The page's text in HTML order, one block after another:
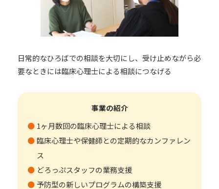
日常的なひろばでの相談を大切にし、受け止めながら必
要なときには臨床心理士による相談につなげる
事業の紹介
1ヶ月数回の臨床心理士による相談
臨床心理士や保健師との定期的なカンファレン
ス
どろっぷスタッフの業務支援
予防型の新しいプログラムの構築支援